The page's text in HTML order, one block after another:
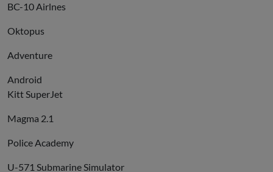
BC-10 Airlnes
Oktopus
Adventure
Android
Kitt SuperJet
Magma 2.1
Police Academy
U-571 Submarine Simulator